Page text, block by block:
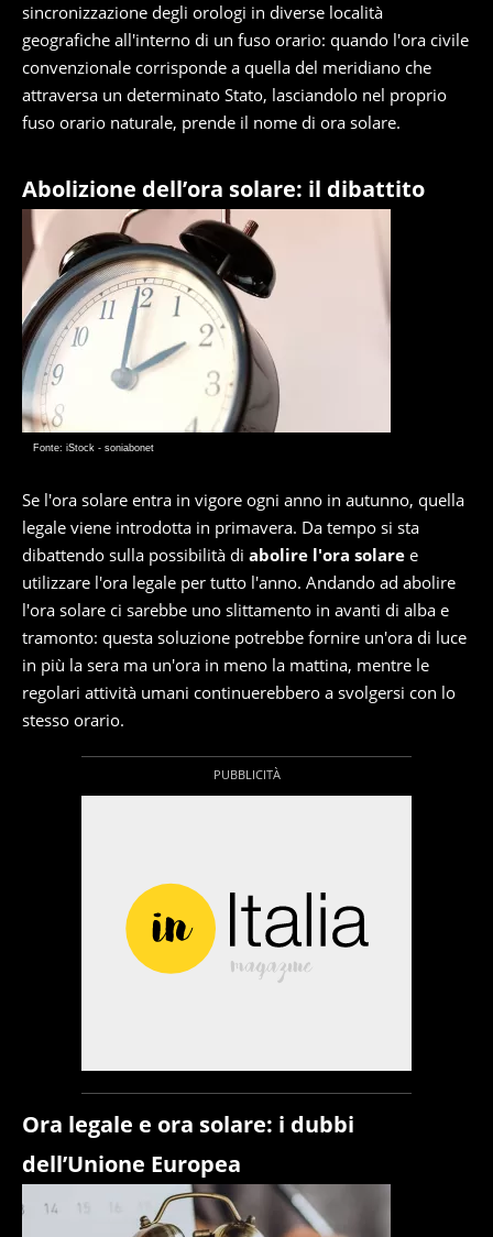
sincronizzazione degli orologi in diverse località
geografiche all'interno di un fuso orario: quando l'ora civile
convenzionale corrisponde a quella del meridiano che
attraversa un determinato Stato, lasciandolo nel proprio
fuso orario naturale, prende il nome di ora solare.
Abolizione dell’ora solare: il dibattito
Fonte: iStock - soniabonet
Se l'ora solare entra in vigore ogni anno in autunno, quella
legale viene introdotta in primavera. Da tempo si sta
dibattendo sulla possibilità di abolire l'ora solare e
utilizzare l'ora legale per tutto l'anno. Andando ad abolire
l'ora solare ci sarebbe uno slittamento in avanti di alba e
tramonto: questa soluzione potrebbe fornire un'ora di luce
in più la sera ma un'ora in meno la mattina, mentre le
regolari attività umani continuerebbero a svolgersi con lo
stesso orario.
Ora legale e ora solare: i dubbi
dell’Unione Europea